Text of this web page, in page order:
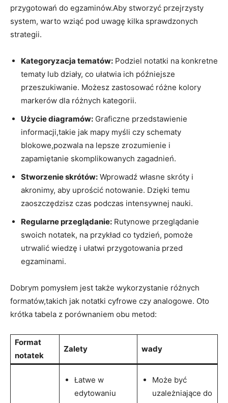
przygotowań do egzaminów.Aby stworzyć przejrzysty
system, warto wziąć pod uwagę kilka sprawdzonych
strategii.
Kategoryzacja tematów: Podziel notatki na konkretne
tematy lub działy, co ułatwia ich późniejsze
przeszukiwanie. Możesz zastosować różne kolory
markerów dla różnych kategorii.
Użycie diagramów: Graficzne przedstawienie
informacji,takie jak mapy myśli czy schematy
blokowe,pozwala na lepsze zrozumienie i
zapamiętanie skomplikowanych zagadnień.
Stworzenie skrótów: Wprowadź własne skróty i
akronimy, aby uprościć notowanie. Dzięki temu
zaoszczędzisz czas podczas intensywnej nauki.
Regularne przeglądanie: Rutynowe przeglądanie
swoich notatek, na przykład co tydzień, pomoże
utrwalić wiedzę i ułatwi przygotowania przed
egzaminami.
Dobrym pomysłem jest także wykorzystanie różnych
formatów,takich jak notatki cyfrowe czy analogowe. Oto
krótka tabela z porównaniem obu metod:
Format
notatek
Zalety wady
Łatwe w
edytowaniu
Może być
uzależniające do